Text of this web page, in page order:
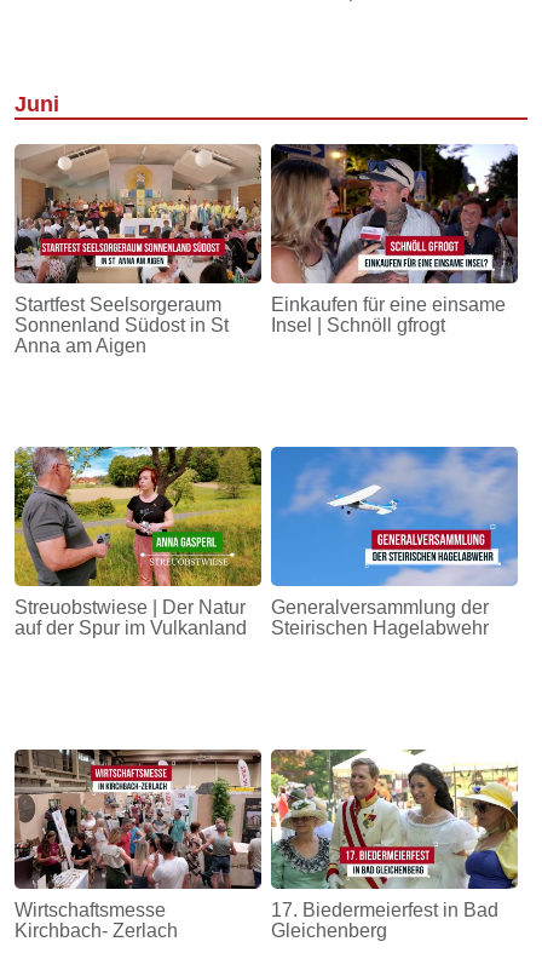
Juni
Startfest Seelsorgeraum
Sonnenland Südost in St
Anna am Aigen
Einkaufen für eine einsame
Insel | Schnöll gfrogt
Streuobstwiese | Der Natur
auf der Spur im Vulkanland
Generalversammlung der
Steirischen Hagelabwehr
Wirtschaftsmesse
Kirchbach- Zerlach
17. Biedermeierfest in Bad
Gleichenberg